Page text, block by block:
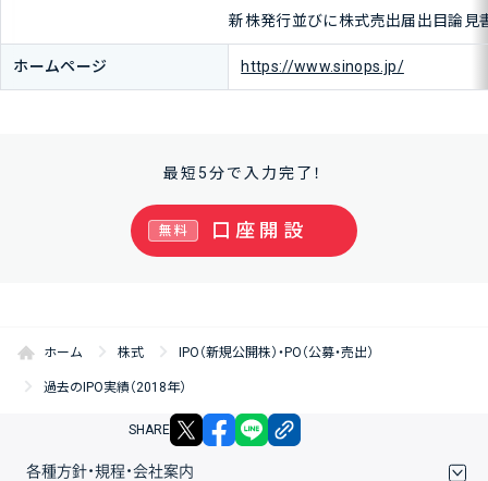
新株発行並びに株式売出届出目論見
ホームページ https://www.sinops.jp/
最短5分で入力完了！
口座開設
無料
ホーム 株式 IPO（新規公開株）・PO（公募・売出）
過去のIPO実績（2018年）
SHARE X facebook
各種方針・規程・会社案内